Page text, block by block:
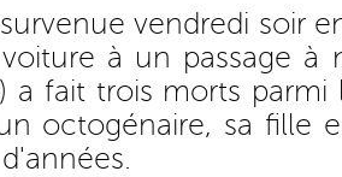
vendredi soir
à un passage à
a fait trois morts parmi
octogénaire, sa fille